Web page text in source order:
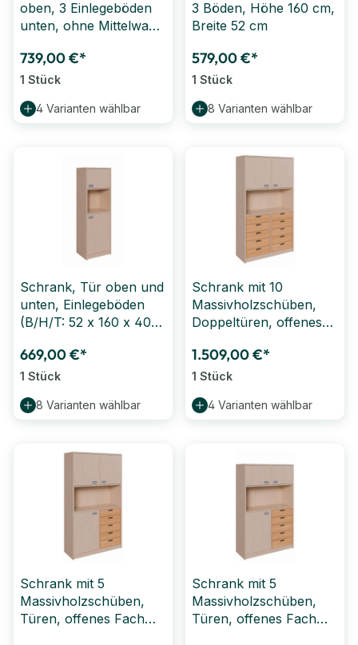
oben, 3 Einlegeböden
unten, ohne Mittelwand
739,00 €*
1 Stück
4 Varianten wählbar
3 Böden, Höhe 160 cm,
Breite 52 cm
579,00 €*
1 Stück
8 Varianten wählbar
Schrank, Tür oben und
unten, Einlegeböden
(B/H/T: 52 x 160 x 40
669,00 €*
1 Stück
8 Varianten wählbar
Schrank mit 10
Massivholzschüben,
Doppeltüren, offenes
x 40 cm)
1.509,00 €*
1 Stück
4 Varianten wählbar
Schrank mit 5
Massivholzschüben,
Türen, offenes Fach
Schrank mit 5
Massivholzschüben,
Türen, offenes Fach